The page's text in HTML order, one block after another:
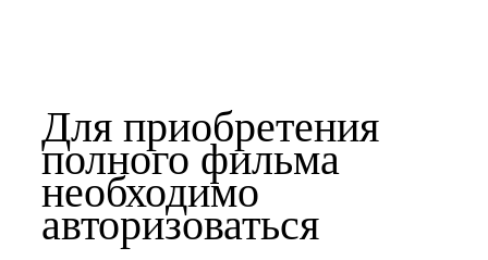
Для приобретения
полного фильма
необходимо
авторизоваться